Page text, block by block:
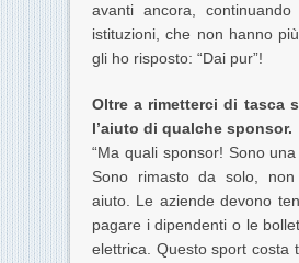
avanti ancora,
istituzioni, che non hanno
gli ho risposto: “Dai pur”!
Oltre a rimetterci di tasca
l’aiuto di qualche sponsor.
“Ma quali sponsor! Sono
Sono rimasto da solo,
aiuto. Le aziende devono
pagare i dipendenti o le
elettrica. Questo sport costa